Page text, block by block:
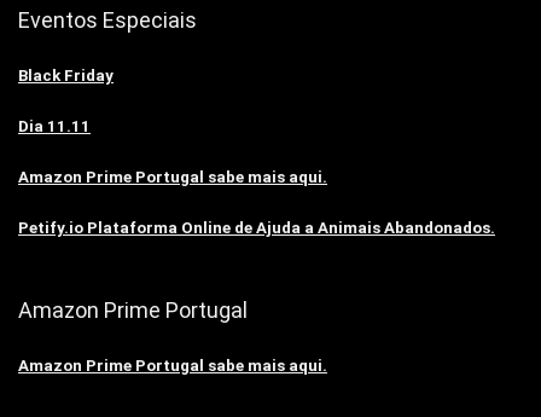
Eventos Especiais
Black Friday
Dia 11.11
Amazon Prime Portugal sabe mais aqui.
Petify.io Plataforma Online de Ajuda a Animais Abandonados.
Amazon Prime Portugal
Amazon Prime Portugal sabe mais aqui.